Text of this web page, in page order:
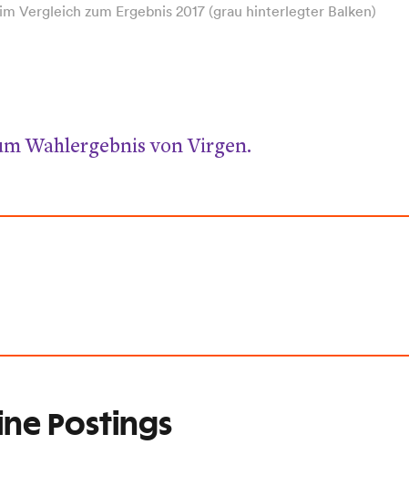
Vergleich zum Ergebnis 2017 (grau hinterlegter Balken)
Wahlergebnis von Virgen.
Postings